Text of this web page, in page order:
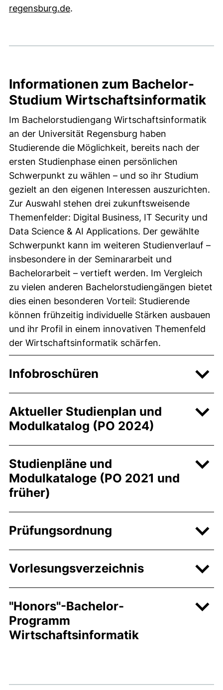
regensburg.de(externer Link, öffnet neues
.
Informationen zum Bachelor-
Studium Wirtschaftsinformatik
Im Bachelorstudiengang Wirtschaftsinformatik
an der Universität Regensburg haben
Studierende die Möglichkeit, bereits nach der
ersten Studienphase einen persönlichen
Schwerpunkt zu wählen – und so ihr Studium
gezielt an den eigenen Interessen auszurichten.
Zur Auswahl stehen drei zukunftsweisende
Themenfelder: Digital Business, IT Security und
Data Science & AI Applications. Der gewählte
Schwerpunkt kann im weiteren Studienverlauf –
insbesondere in der Seminararbeit und
Bachelorarbeit – vertieft werden. Im Vergleich
zu vielen anderen Bachelorstudiengängen bietet
dies einen besonderen Vorteil: Studierende
können frühzeitig individuelle Stärken ausbauen
und ihr Profil in einem innovativen Themenfeld
der Wirtschaftsinformatik schärfen.
Infobroschüren
Aktueller Studienplan und
Modulkatalog (PO 2024)
Studienpläne und
Modulkataloge (PO 2021 und
früher)
Prüfungsordnung
Vorlesungsverzeichnis
"Honors"-Bachelor-
Programm
Wirtschaftsinformatik